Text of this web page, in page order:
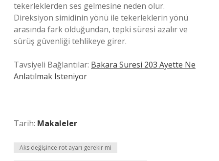
tekerleklerden ses gelmesine neden olur.
Direksiyon simidinin yönü ile tekerleklerin yönü
arasında fark olduğundan, tepki süresi azalır ve
sürüş güvenliği tehlikeye girer.
Tavsiyeli Bağlantılar: Bakara Suresi 203 Ayette Ne
Anlatılmak Isteniyor
Tarih: Makaleler
Aks değişince rot ayarı gerekir mi